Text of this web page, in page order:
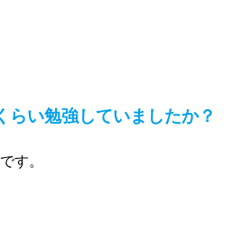
らい勉強していましたか？
す。